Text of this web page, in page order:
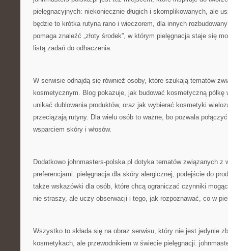
pielęgnacyjnych: niekoniecznie długich i skomplikowanych, ale
będzie to krótka rutyna rano i wieczorem, dla innych
pomaga znaleźć „złoty środek”, w którym pielęgnacja staje się
listą zadań do odhaczenia.
W serwisie odnajdą się również osoby, które szukają tematów
kosmetycznym. Blog pokazuje, jak budować kosmetyczną półkę
unikać dublowania produktów, oraz jak wybierać kosmetyki
przeciążają rutyny. Dla wielu osób to ważne, bo pozwala
wsparciem skóry i włosów.
Dodatkowo johnmasters-polska.pl dotyka tematów związanych z
preferencjami: pielęgnacja dla skóry alergicznej, podejście do
także wskazówki dla osób, które chcą ograniczać czynniki
nie straszy, ale uczy obserwacji i tego, jak rozpoznawać, co w
Wszystko to składa się na obraz serwisu, który nie jest jedynie
kosmetykach, ale przewodnikiem w świecie pielęgnacji.